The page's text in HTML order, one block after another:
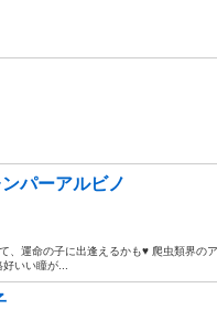
パーアルビノ
、運命の子に出逢えるかも♥ 爬虫類界の
いい瞳が...